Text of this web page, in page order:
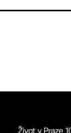
Život v Praze